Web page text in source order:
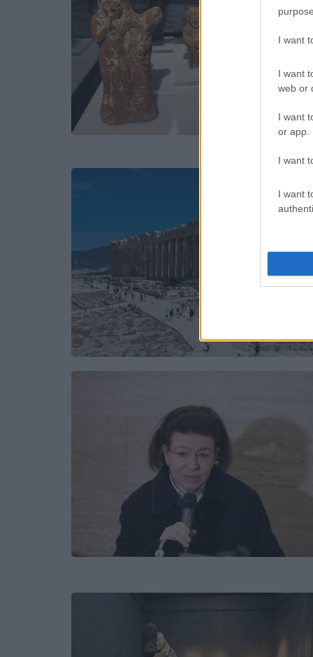
I want
I want
web or
I want
or app.
I want
I want